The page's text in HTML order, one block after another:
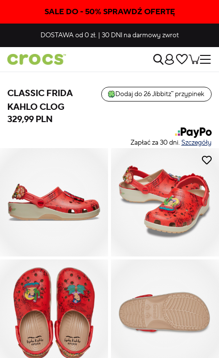
SALE DO - 50% SPRAWDŹ OFERTĘ
DOSTAWAod 0 zł. | 30 DNIna darmowy zwrot
CLASSIC FRIDA
KAHLO CLOG
Dodaj do 26 Jibbitz™ przypinek
329,99 PLN
Zapłać za 30 dni. Szczegóły